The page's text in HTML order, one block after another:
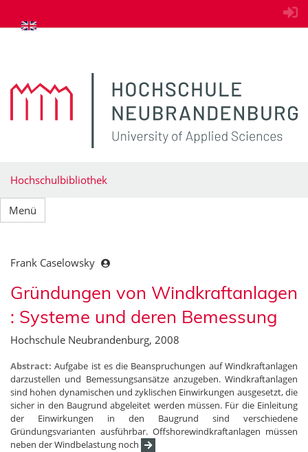
zum Inhalt springen
Hochschulbibliothek
Menü
Frank Caselowsky
Gründungen von Windkraftanlagen
: Systeme und deren Bemessung
Hochschule Neubrandenburg, 2008
Abstract:Aufgabe ist es die Beanspruchungen auf Windkraftanlagen
darzustellen und Bemessungsansätze anzugeben. Windkraftanlagen
sind hohen dynamischen und zyklischen Einwirkungen ausgesetzt, die
sicher in den Baugrund abgeleitet werden müssen. Für die Einleitung
der Einwirkungen in den Baugrund sind verschiedene
Gründungsvarianten ausführbar. Offshorewindkraftanlagen müssen
neben der Windbelastung noch